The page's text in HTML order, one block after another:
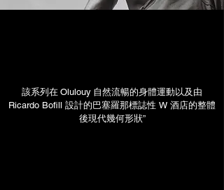
該系列在 Olulouy 自然流暢的身體運動以及由
Ricardo Bofill 設計的巴塞羅那標誌性 W 酒店的整體
後現代幾何形狀”